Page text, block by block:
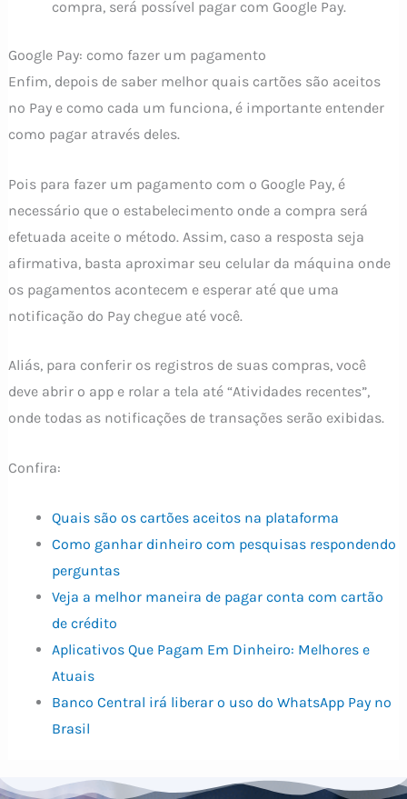
compra, será possível pagar com Google Pay.
Google Pay: como fazer um pagamento
Enfim, depois de saber melhor quais cartões são aceitos
no Pay e como cada um funciona, é importante entender
como pagar através deles.
Pois para fazer um pagamento com o Google Pay, é
necessário que o estabelecimento onde a compra será
efetuada aceite o método. Assim, caso a resposta seja
afirmativa, basta aproximar seu celular da máquina onde
os pagamentos acontecem e esperar até que uma
notificação do Pay chegue até você.
Aliás, para conferir os registros de suas compras, você
deve abrir o app e rolar a tela até “Atividades recentes”,
onde todas as notificações de transações serão exibidas.
Confira:
Quais são os cartões aceitos na plataforma
Como ganhar dinheiro com pesquisas respondendo
perguntas
Veja a melhor maneira de pagar conta com cartão
de crédito
Aplicativos Que Pagam Em Dinheiro: Melhores e
Atuais
Banco Central irá liberar o uso do WhatsApp Pay no
Brasil